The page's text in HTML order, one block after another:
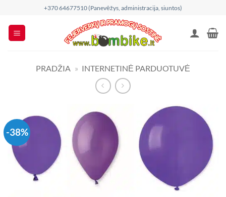
content
+370 64677510 (Panevėžys, administracija, siuntos)
PRADŽIA » INTERNETINĖ PARDUOTUVĖ
-38%